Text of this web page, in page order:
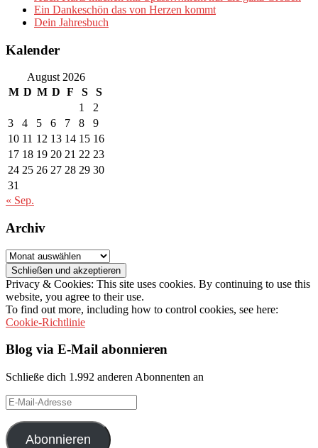
Ein Dankeschön das von Herzen kommt
Dein Jahresbuch
Kalender
August 2026
M D M D F S
S
1
2
3
4 5 6 7 8
9
10 11 12 13 14 15 16
17 18 19 20 21 22 23
24 25 26 27 28 29 30
31
« Sep.
Archiv
Archiv
Privacy & Cookies: This site uses cookies. By continuing to use this
website, you agree to their use.
To find out more, including how to control cookies, see here:
Cookie-Richtlinie
Blog via E-Mail abonnieren
Schließe dich 1.992 anderen Abonnenten an
E-
Mail-
Adresse
Abonnieren